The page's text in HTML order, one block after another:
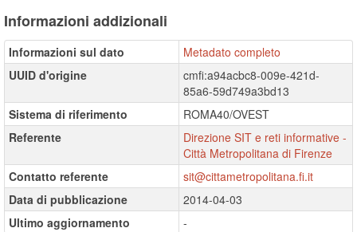
Informazioni addizionali
Informazioni sul dato
Metadato completo
UUID d'origine
cmfi:a94acbc8-009e-421d-
85a6-59d749a3bd13
Sistema di riferimento
ROMA40/OVEST
Referente
Direzione SIT e reti informative -
Città Metropolitana di Firenze
Contatto referente
sit@cittametropolitana.fi.it
Data di pubblicazione
2014-04-03
Ultimo aggiornamento
-